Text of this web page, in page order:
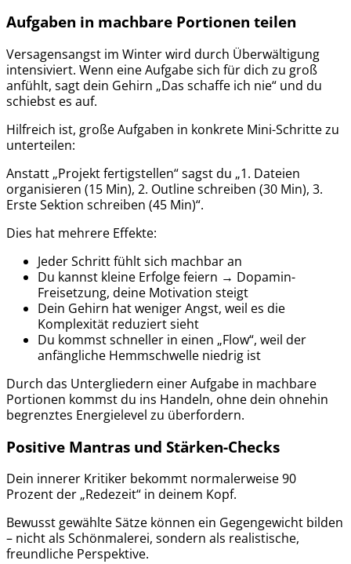
Aufgaben in machbare Portionen teilen
Versagensangst im Winter wird durch Überwältigung
intensiviert. Wenn eine Aufgabe sich für dich zu groß
anfühlt, sagt dein Gehirn „Das schaffe ich nie“ und du
schiebst es auf.
Hilfreich ist, große Aufgaben in konkrete Mini-Schritte zu
unterteilen:
Anstatt „Projekt fertigstellen“ sagst du „1. Dateien
organisieren (15 Min), 2. Outline schreiben (30 Min), 3.
Erste Sektion schreiben (45 Min)“.
Dies hat mehrere Effekte:
Jeder Schritt fühlt sich machbar an
Du kannst kleine Erfolge feiern → Dopamin-
Freisetzung, deine Motivation steigt
Dein Gehirn hat weniger Angst, weil es die
Komplexität reduziert sieht
Du kommst schneller in einen „Flow“, weil der
anfängliche Hemmschwelle niedrig ist
Durch das Untergliedern einer Aufgabe in machbare
Portionen kommst du ins Handeln, ohne dein ohnehin
begrenztes Energielevel zu überfordern.
Positive Mantras und Stärken-Checks
Dein innerer Kritiker bekommt normalerweise 90
Prozent der „Redezeit“ in deinem Kopf.
Bewusst gewählte Sätze können ein Gegengewicht bilden
– nicht als Schönmalerei, sondern als realistische,
freundliche Perspektive.